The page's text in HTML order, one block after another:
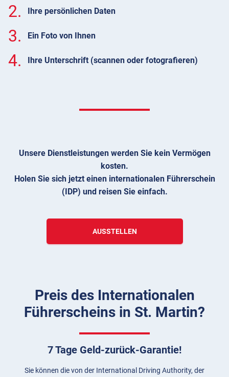
2. Ihre persönlichen Daten
3. Ein Foto von Ihnen
4. Ihre Unterschrift (scannen oder fotografieren)
Unsere Dienstleistungen werden Sie kein Vermögen
kosten.
Holen Sie sich jetzt einen internationalen Führerschein
(IDP) und reisen Sie einfach.
AUSSTELLEN
Preis des Internationalen
Führerscheins in St. Martin?
7 Tage Geld-zurück-Garantie!
Sie können die von der International Driving Authority, der